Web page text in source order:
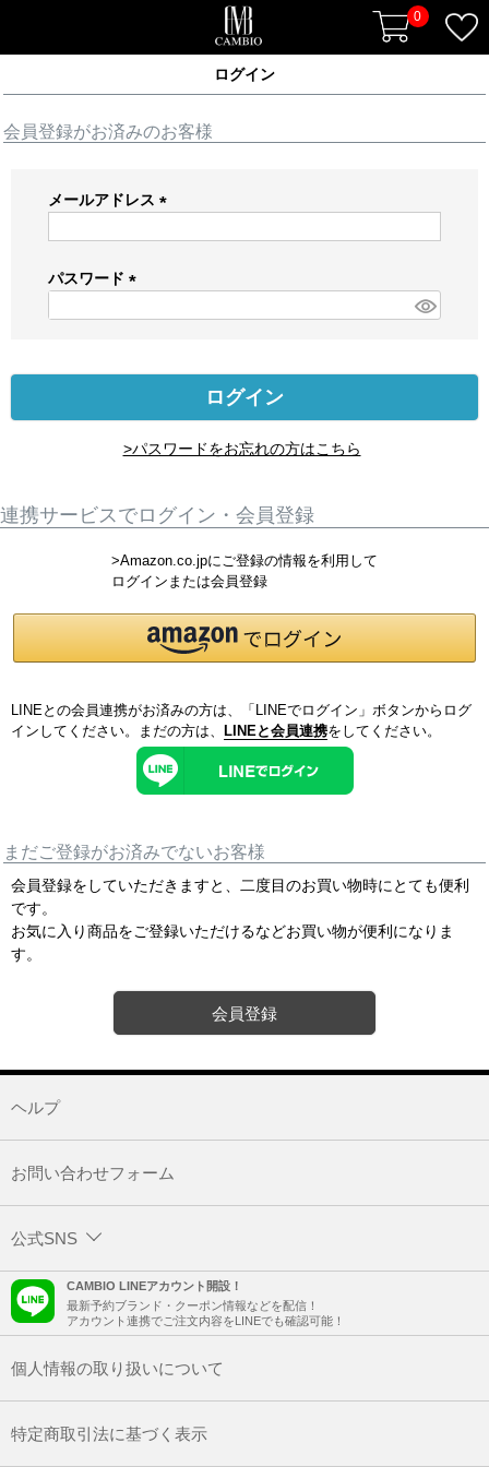
0
ログイン
会員登録がお済みのお客様
メールアドレス
)
パスワード
)
ログイン
>パスワードをお忘れの方はこちら
連携サービスでログイン・会員登録
>Amazon.co.jpにご登録の情報を利用して
ログインまたは会員登録
LINEとの会員連携がお済みの方は、「LINEでログイン」ボタンからログ
インしてください。まだの方は、
LINEと会員連携をしてください。
まだご登録がお済みでないお客様
会員登録をしていただきますと、二度目のお買い物時にとても便利
です。
お気に入り商品をご登録いただけるなどお買い物が便利になりま
す。
会員登録
ヘルプ
お問い合わせフォーム
公式SNS
CAMBIO LINEアカウント開設！
最新予約ブランド・クーポン情報などを配信！
アカウント連携でご注文内容をLINEでも確認可能！
個人情報の取り扱いについて
特定商取引法に基づく表示